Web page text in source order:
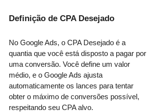
Definição de CPA Desejado
No Google Ads, o CPA Desejado é a
quantia que você está disposto a pagar por
uma conversão. Você define um valor
médio, e o Google Ads ajusta
automaticamente os lances para tentar
obter o máximo de conversões possível,
respeitando seu CPA alvo.